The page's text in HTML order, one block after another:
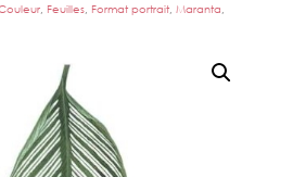
, Feuilles, Format portrait, Maranta,